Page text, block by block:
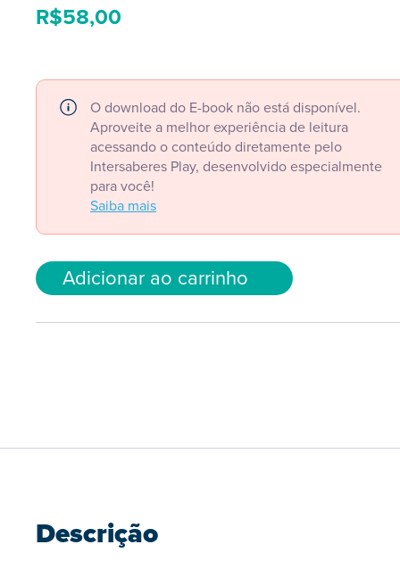
R$58,00
O download do E-book não está disponível.
Aproveite a melhor experiência de leitura
acessando o conteúdo diretamente pelo
Intersaberes Play, desenvolvido especialmente
para você!
Saiba mais
Adicionar ao carrinho
Descrição